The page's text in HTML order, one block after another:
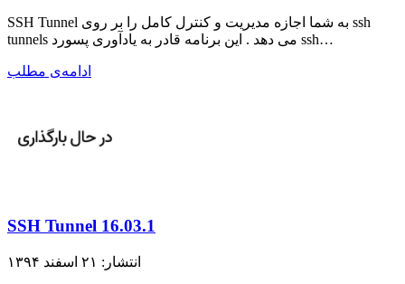
SSH Tunnel به شما اجازه مدیریت و کنترل کامل را بر روی ssh
tunnels می دهد . این برنامه قادر به یادآوری پسورد ssh…
ادامه‌ی مطلب
SSH Tunnel 16.03.1
انتشار: ۲۱ اسفند ۱۳۹۴